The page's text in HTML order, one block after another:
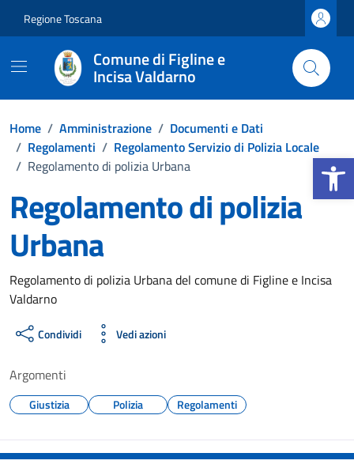
Apri la
Regione Toscana
Comune di Figline e
Incisa Valdarno
Home / Amministrazione / Documenti e Dati
/ Regolamenti / Regolamento Servizio di Polizia Locale
/ Regolamento di polizia Urbana
Regolamento di polizia
Urbana
Dettagli del documento
Regolamento di polizia Urbana del comune di Figline e Incisa
Valdarno
Condividi Vedi azioni
Argomenti
Giustizia Polizia Regolamenti